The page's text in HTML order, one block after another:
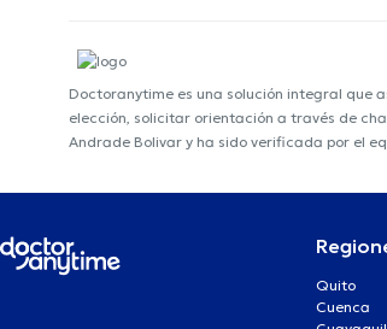
Doctoranytime es una solución integral que
elección, solicitar orientación a través de
Andrade Bolivar y ha sido verificada por el
Quito
Cuenca